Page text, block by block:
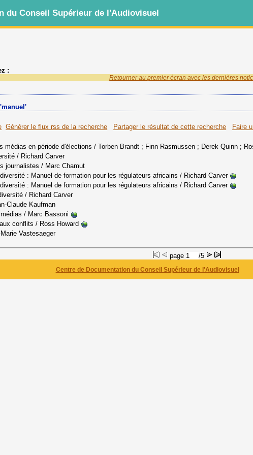
:
Retourner au premier écran avec les dernières
Générer le flux rss de la recherche Partager le résultat de cette recherche Faire
médias en période d'élections / Torben Brandt ; Finn Rasmussen ; Derek Quinn ;
/ Richard Carver
journalistes / Marc Chamut
: Manuel de formation pour les régulateurs africains / Richard Carver
: Manuel de formation pour les régulateurs africains / Richard Carver
/ Richard Carver
Claude Kaufman
/ Marc Bassoni
conflits / Ross Howard
Vastesaeger
page /5
Centre de Documentation du Conseil Supérieur de l'Audiovisuel
du Conseil Supérieur de l'Audiovisuel